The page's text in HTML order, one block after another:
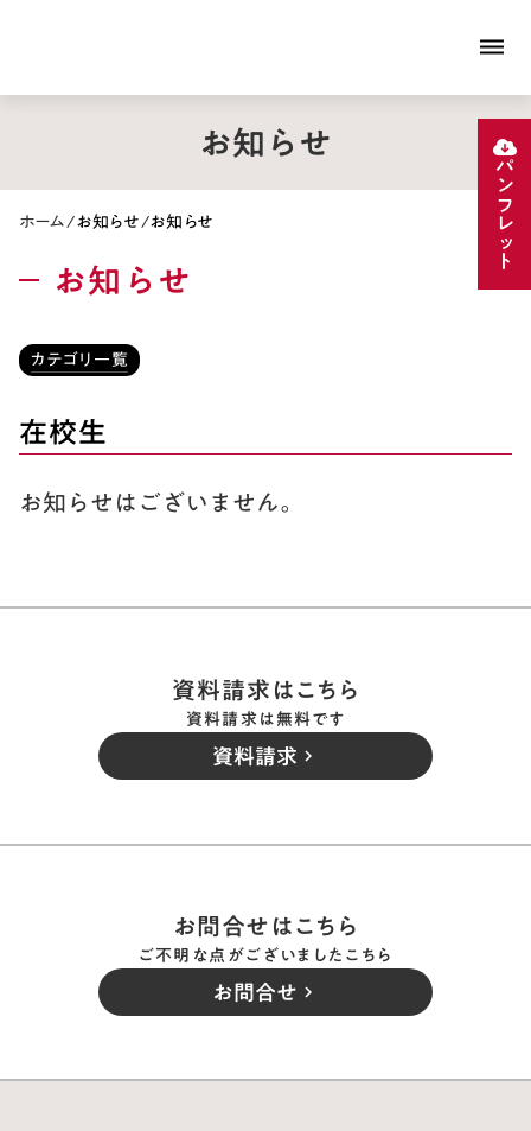
お知らせ
ホーム/お知らせ/お知らせ
お知らせ
カテゴリ一覧
在校生
お知らせはございません。
資料請求はこちら
資料請求は無料です
資料請求 keyboard_arrow_right
お問合せはこちら
ご不明な点がございましたこちら
お問合せ keyboard_arrow_right
パンフレット
dehaze